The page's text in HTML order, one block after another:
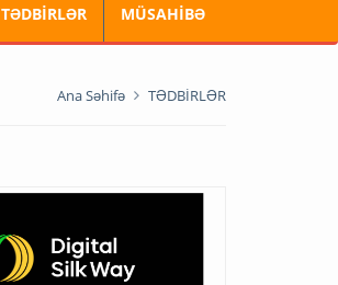
TƏDBİRLƏR MÜSAHİBƏ
Ana Səhifə TƏDBİRLƏR